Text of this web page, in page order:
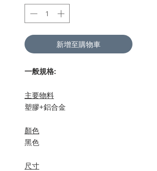
新增至購物車
一般規格:
主要物料
塑膠+鋁合金
顏色
黑色
尺寸